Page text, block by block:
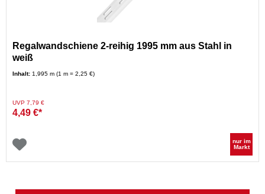
Regalwandschiene 2-reihig 1995 mm aus Stahl in
weiß
Inhalt: 1,995 m (1 m = 2,25 €)
Preis reduziert von
UVP 7,79 €auf
4,49 €*
nur im
Markt